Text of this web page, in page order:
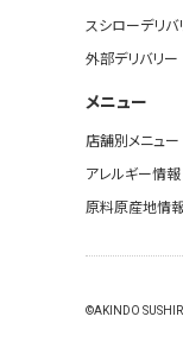
スシローデリバ
外部デリバリー
メニュー
店舗別メニュー
アレルギー情報
原料原産地情
©AKINDO